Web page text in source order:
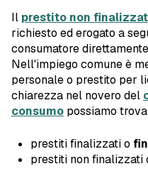
Il prestito non
richiesto ed erogato a
consumatore
Nell'impiego comune è
personale o prestito per
chiarezza nel novero del
consumo possiamo
prestiti finalizzati o
prestiti non finalizzati